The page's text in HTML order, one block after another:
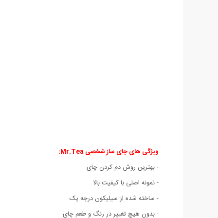
ویژگی های چای ساز شخصی Mr.Tea:
- بهترین روش دم کردن چای
- نمونه اصلی با کیفیت بالا
- ساخته شده از سیلیکون درجه یک
- بدون هیچ تغییر در رنگ و طعم چای